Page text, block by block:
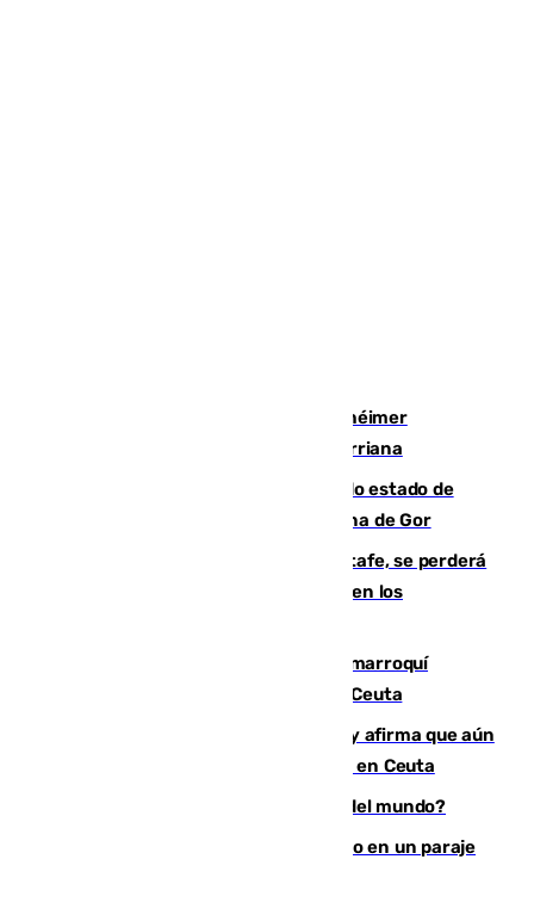
Hallan sin vida al granadino con Alzhéimer
desaparecido hace una semana en Churriana
Encuentran un cadáver en avanzado estado de
descomposición en la localidad granadina de Gor
Christantus Uche, delantero del Getafe, se perderá
toda la temporada por varias fracturas en los
Expulsado de España un ciudadano marroquí
condenado por allanar una vivienda en Ceuta
Vivas niega la versión del Gobierno y afirma que aún
quedan entre 8.000 y 11.000 migrantes en Ceuta
¿Es Tadej Pogacar el mejor ciclista del mundo?
Los Bomberos combaten un incendio en un paraje